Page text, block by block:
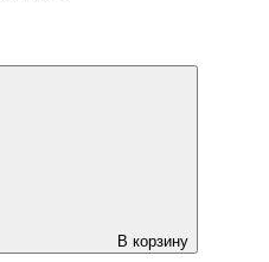
В корзину